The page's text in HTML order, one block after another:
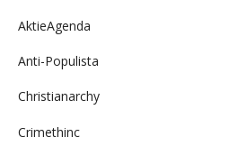
AktieAgenda
Anti-Populista
Christianarchy
Crimethinc